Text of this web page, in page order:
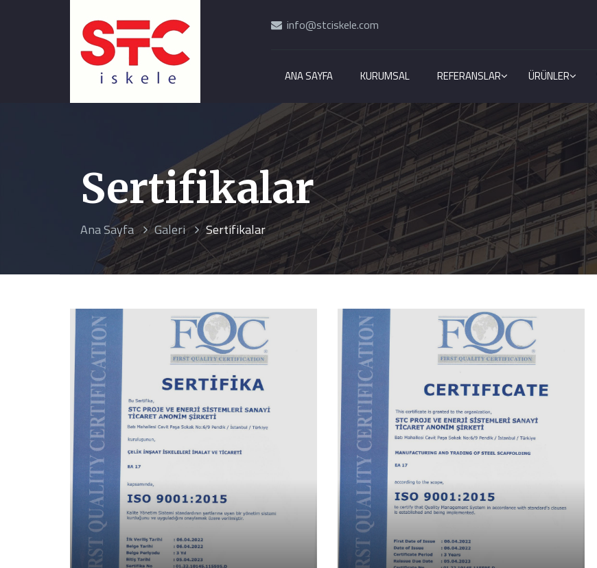
info@stciskele.com
ANA SAYFA KURUMSAL REFERANSLAR ÜRÜNLER
Sertifikalar
Ana Sayfa Galeri Sertifikalar